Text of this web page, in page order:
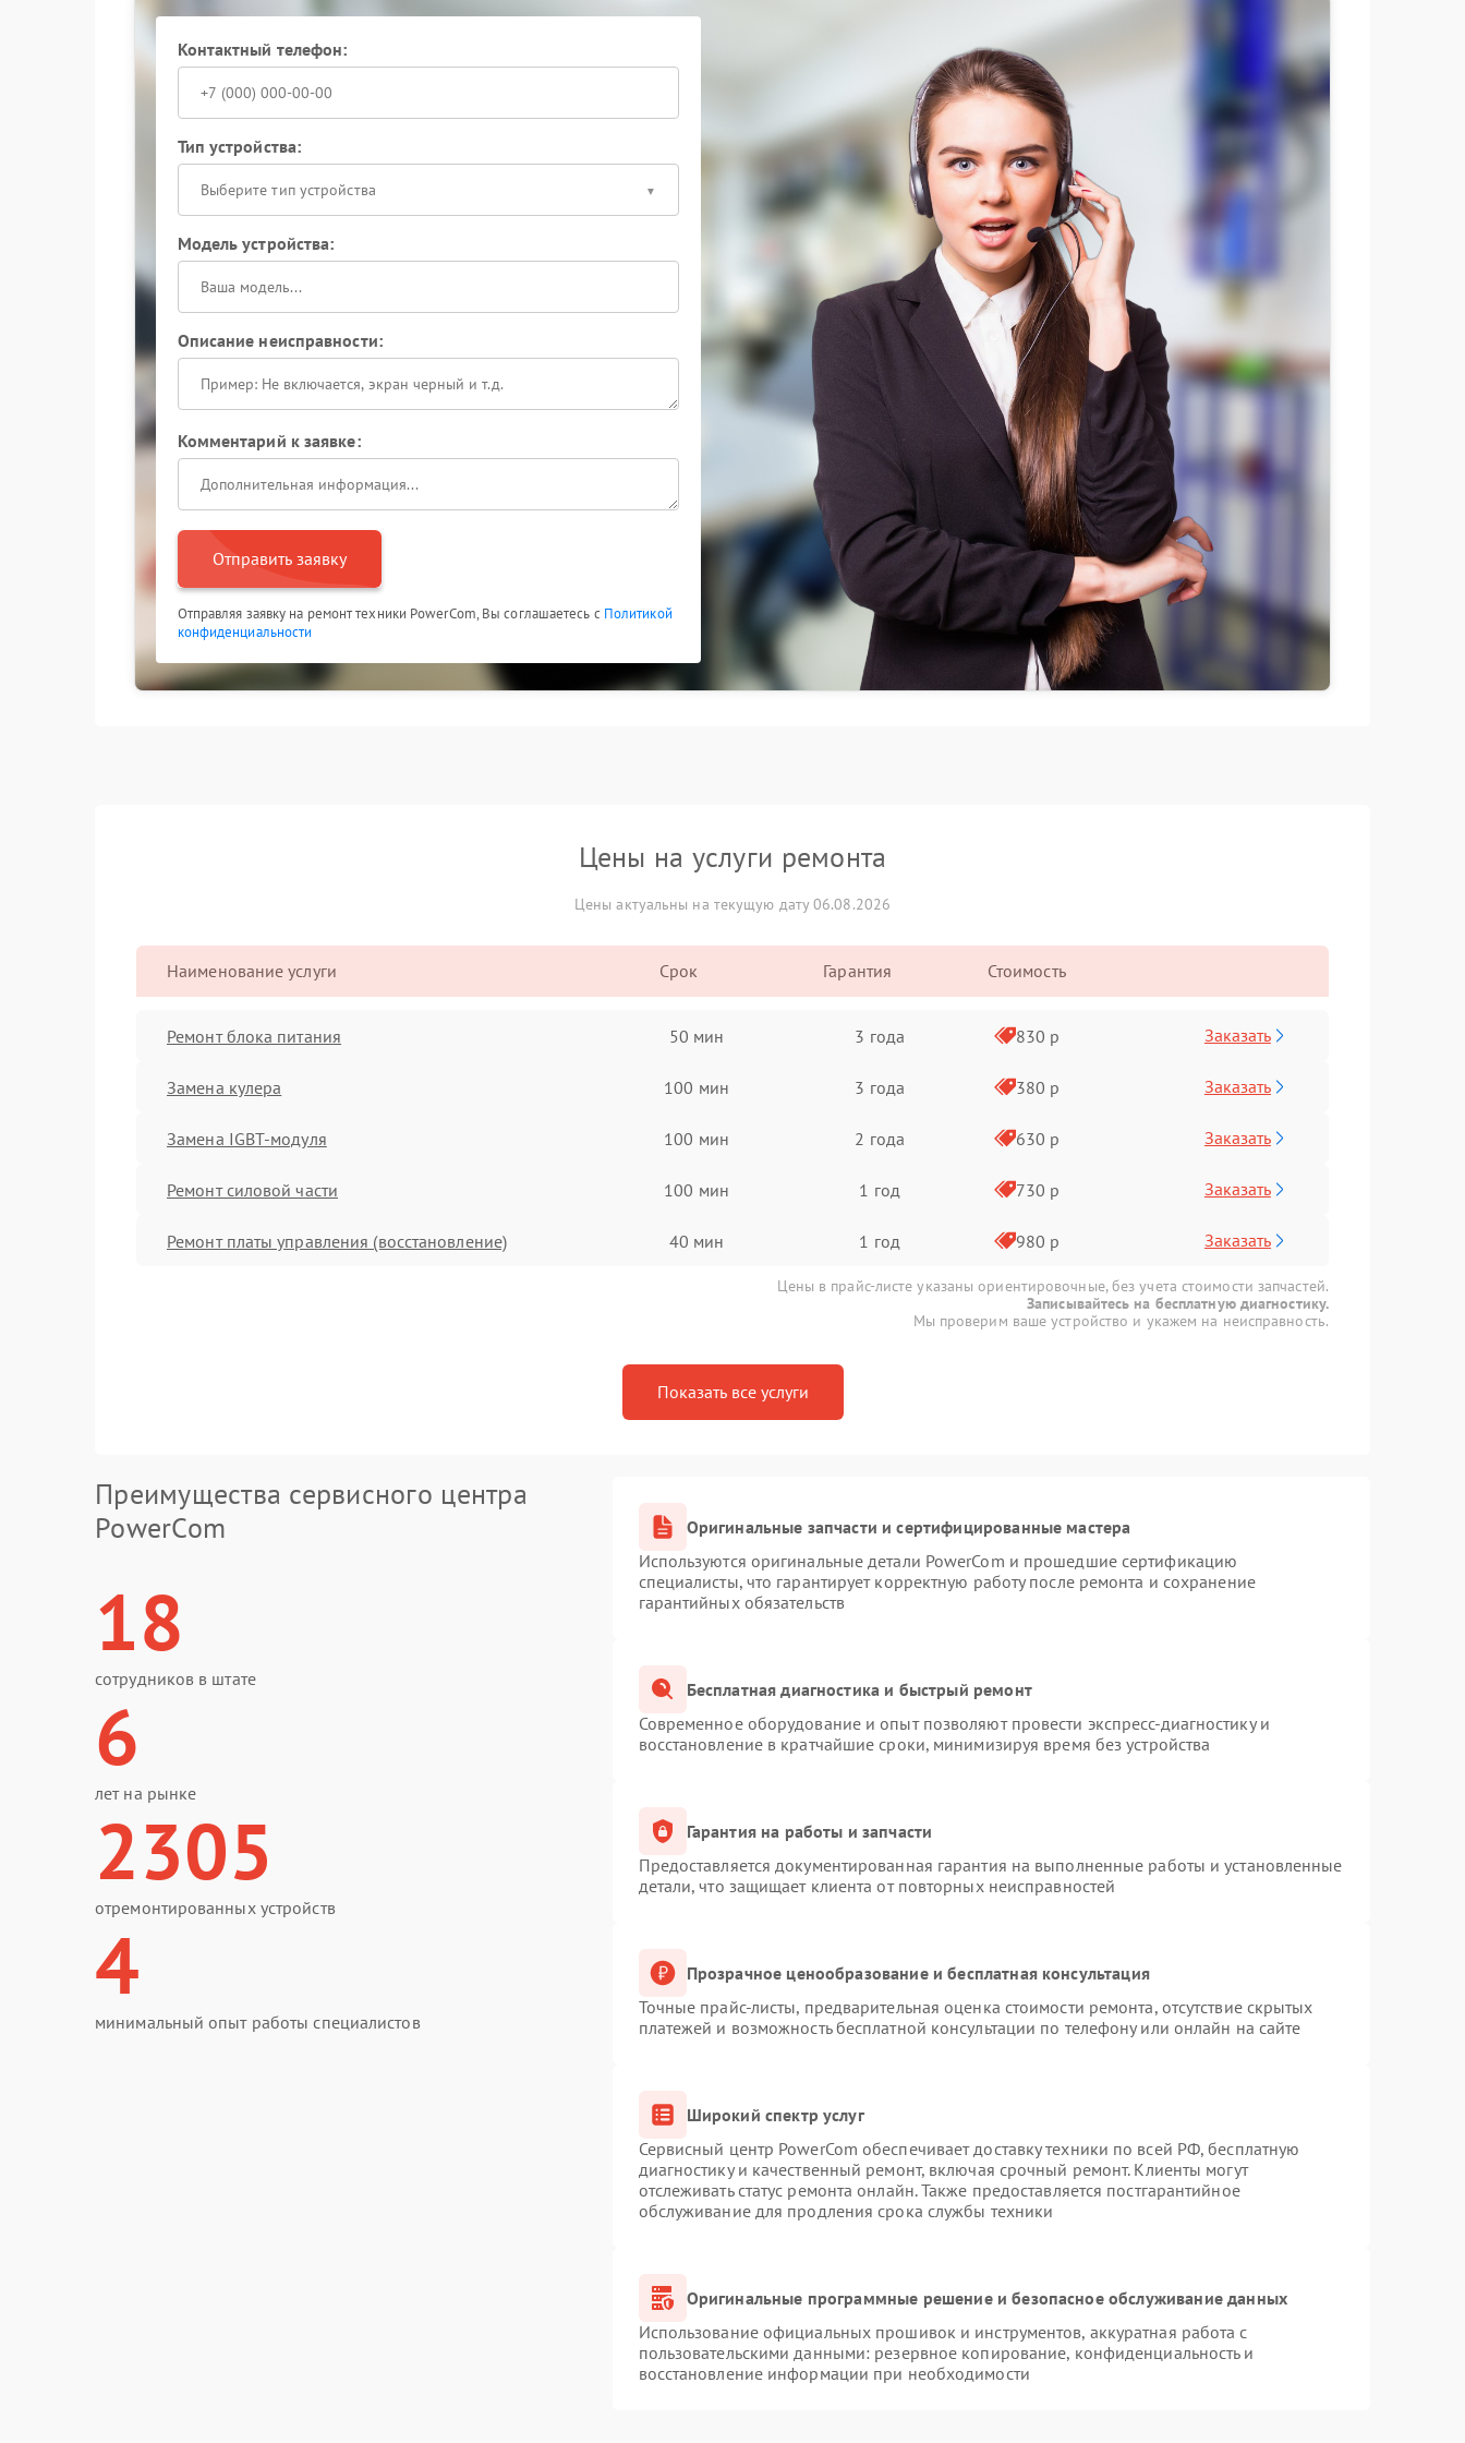
тестированием аккумуляторной части. После ремонта устройство снова надежно заряжается и
сохраняет энергию.
Обращение в центр помогает вернуть полную функциональность ИБП без риска для других узлов.
Если батарея вашего Powercom перестала заряжаться, не стоит ждать полного выхода устройства из
строя. Обратитесь за помощью к мастерам для оперативного и качественного решения вопроса.
Контактный телефон:
Тип устройства:
Выберите тип устройства
Модель устройства:
Описание неисправности:
Комментарий к заявке:
Отправить заявку
Отправляя заявку на ремонт техники PowerCom, Вы соглашаетесь с Политикой
конфиденциальности
Цены на услуги ремонта
Цены актуальны на текущую дату 06.08.2026
Наименование услуги Срок Гарантия Стоимость
Ремонт блока питания 50 мин 3 года 830 р Заказать
Замена кулера 100 мин 3 года 380 р Заказать
Замена IGBT-модуля 100 мин 2 года 630 р Заказать
Ремонт силовой части 100 мин 1 год 730 р Заказать
Ремонт платы управления (восстановление) 40 мин 1 год 980 р Заказать
Цены в прайс-листе указаны ориентировочные, без учета стоимости запчастей.
Записывайтесь на бесплатную диагностику.
Мы проверим ваше устройство и укажем на неисправность.
Показать все услуги
Преимущества сервисного центра
PowerCom
18
сотрудников в штате
6
лет на рынке
2305
отремонтированных устройств
4
минимальный опыт работы специалистов
Оригинальные запчасти и сертифицированные мастера
Используются оригинальные детали PowerCom и прошедшие сертификацию
специалисты, что гарантирует корректную работу после ремонта и сохранение
гарантийных обязательств
Бесплатная диагностика и быстрый ремонт
Современное оборудование и опыт позволяют провести экспресс-диагностику и
восстановление в кратчайшие сроки, минимизируя время без устройства
Гарантия на работы и запчасти
Предоставляется документированная гарантия на выполненные работы и установленные
детали, что защищает клиента от повторных неисправностей
Прозрачное ценообразование и бесплатная консультация
Точные прайс-листы, предварительная оценка стоимости ремонта, отсутствие скрытых
платежей и возможность бесплатной консультации по телефону или онлайн на сайте
Широкий спектр услуг
Сервисный центр PowerCom обеспечивает доставку техники по всей РФ, бесплатную
диагностику и качественный ремонт, включая срочный ремонт. Клиенты могут
отслеживать статус ремонта онлайн. Также предоставляется постгарантийное
обслуживание для продления срока службы техники
Оригинальные программные решение и безопасное обслуживание данных
Использование официальных прошивок и инструментов, аккуратная работа с
пользовательскими данными: резервное копирование, конфиденциальность и
восстановление информации при необходимости